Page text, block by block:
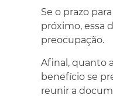
Se o prazo
próximo, essa
preocupação.
Afinal, quanto
benefício se
reunir a